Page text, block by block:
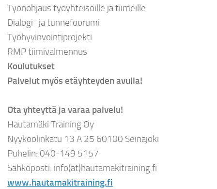
Työnohjaus työyhteisöille ja tiimeille
Dialogi- ja tunnefoorumi
Työhyvinvointiprojekti
RMP tiimivalmennus
Koulutukset
Palvelut myös etäyhteyden avulla!
Ota yhteyttä ja varaa palvelu!
Hautamäki Training Oy
Nyykoolinkatu 13 A 25 60100 Seinäjoki
Puhelin: 040-149 5157
Sähköposti: info(at)hautamakitraining.fi
www.hautamakitraining.fi